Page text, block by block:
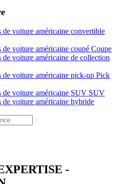
Coupe
Pick
SUV
-